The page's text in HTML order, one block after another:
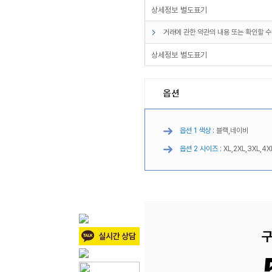
상세정보 별도표기
거래에 관한 약관의 내용 또는 확인할
상세정보 별도표기
옵션
옵션 1 색상 : 블랙,네이비
옵션 2 사이즈 :